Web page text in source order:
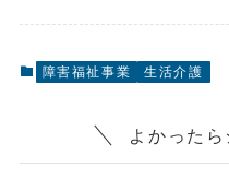
障害福祉事業 生活介護
よかったら